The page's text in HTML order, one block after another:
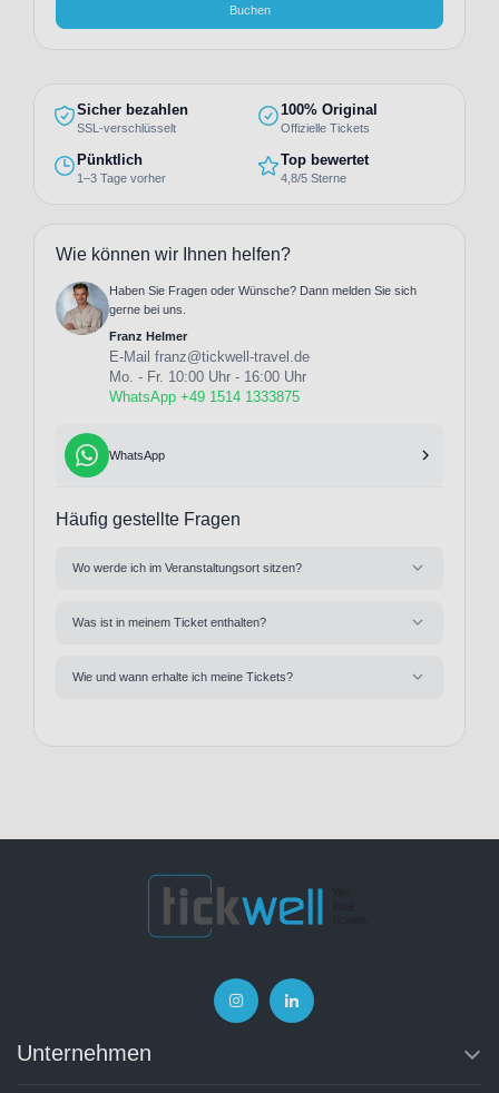
Buchen
Sicher bezahlen
SSL-verschlüsselt
100% Original
Offizielle Tickets
Pünktlich
1–3 Tage vorher
Top bewertet
4,8/5 Sterne
Wie können wir Ihnen helfen?
Haben Sie Fragen oder Wünsche? Dann melden Sie sich
gerne bei uns.
Franz Helmer
E-Mail franz@tickwell-travel.de
Mo. - Fr. 10:00 Uhr - 16:00 Uhr
WhatsApp +49 1514 1333875
WhatsApp
Häufig gestellte Fragen
Wo werde ich im Veranstaltungsort sitzen?
Was ist in meinem Ticket enthalten?
Wie und wann erhalte ich meine Tickets?
Unternehmen